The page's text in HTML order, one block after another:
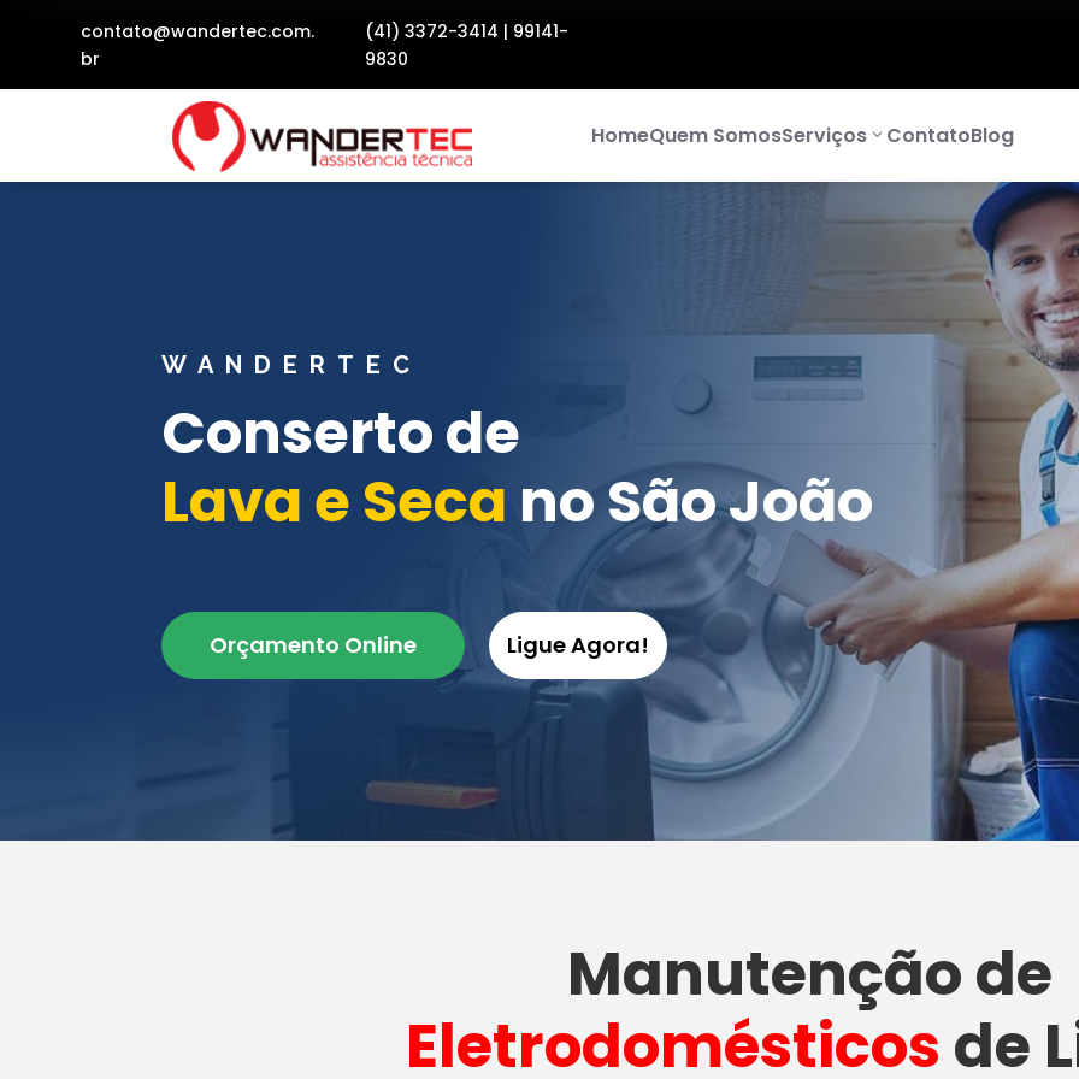
contato@wandertec.com.
br
(41) 3372-3414 | 99141-
9830
HomeQuem SomosServiços ContatoBlog
WANDERTEC
Conserto de
Lava e Seca no São João
Orçamento Online Ligue Agora!
Manutençãode
Eletrodomésticos de